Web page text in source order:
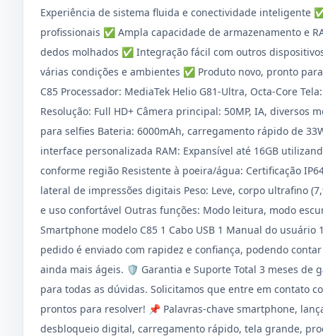
Experiência de sistema fluida e conectividade inteligente
profissionais ✅ Ampla capacidade de armazenamento e
dedos molhados ✅ Integração fácil com outros
várias condições e ambientes ✅ Produto novo, pronto
C85 Processador: MediaTek Helio G81-Ultra, Octa-Core
Resolução: Full HD+ Câmera principal: 50MP, IA,
para selfies Bateria: 6000mAh, carregamento rápido de
interface personalizada RAM: Expansível até 16GB
conforme região Resistente à poeira/água: Certificação
lateral de impressões digitais Peso: Leve, corpo ultrafino
e uso confortável Outras funções: Modo leitura, modo
Smartphone modelo C85 1 Cabo USB 1 Manual do
pedido é enviado com rapidez e confiança, podendo
ainda mais ágeis. 🛡️ Garantia e Suporte Total 3 meses de
para todas as dúvidas. Solicitamos que entre em contato
prontos para resolver! 📌 Palavras-chave smartphone,
desbloqueio digital, carregamento rápido, tela grande,